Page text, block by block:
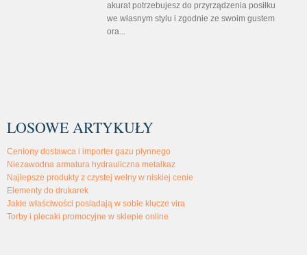
akurat potrzebujesz do przyrządzenia posiłku
we własnym stylu i zgodnie ze swoim gustem
ora...
LOSOWE ARTYKUŁY
Ceniony dostawca i importer gazu płynnego
Niezawodna armatura hydrauliczna metalkaz
Najlepsze produkty z czystej wełny w niskiej cenie
Elementy do drukarek
Jakie właściwości posiadają w sobie klucze vira
Torby i plecaki promocyjne w sklepie online